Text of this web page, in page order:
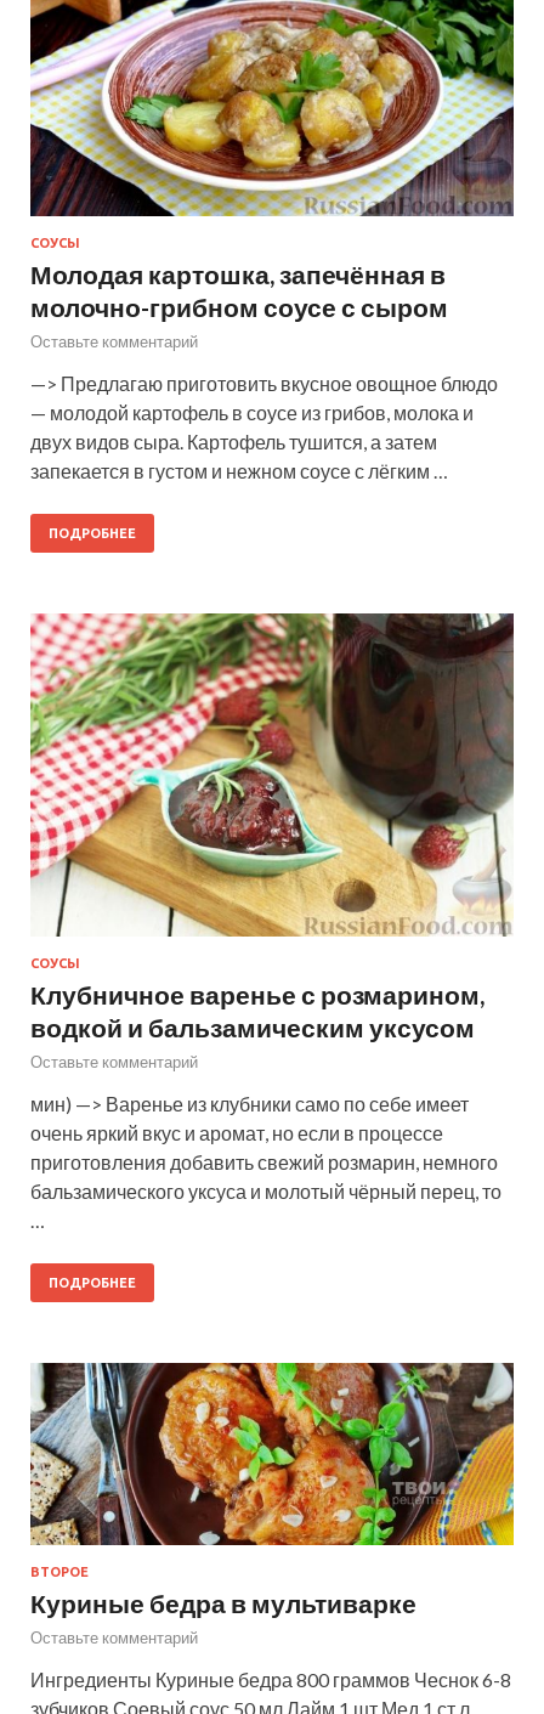
СОУСЫ
Молодая картошка, запечённая в
молочно-грибном соусе с сыром
Оставьте комментарий
—> Предлагаю приготовить вкусное овощное блюдо
— молодой картофель в соусе из грибов, молока и
двух видов сыра. Картофель тушится, а затем
запекается в густом и нежном соусе с лёгким …
ПОДРОБНЕЕ
СОУСЫ
Клубничное варенье с розмарином,
водкой и бальзамическим уксусом
Оставьте комментарий
мин) —> Варенье из клубники само по себе имеет
очень яркий вкус и аромат, но если в процессе
приготовления добавить свежий розмарин, немного
бальзамического уксуса и молотый чёрный перец, то
ПОДРОБНЕЕ
ВТОРОЕ
Куриные бедра в мультиварке
Оставьте комментарий
Ингредиенты Куриные бедра 800 граммов Чеснок 6-8
зубчиков Соевый соус 50 мл Лайм 1 шт Мед 1 ст.л